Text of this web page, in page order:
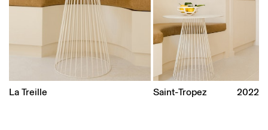
La Treille Saint-Tropez 2022